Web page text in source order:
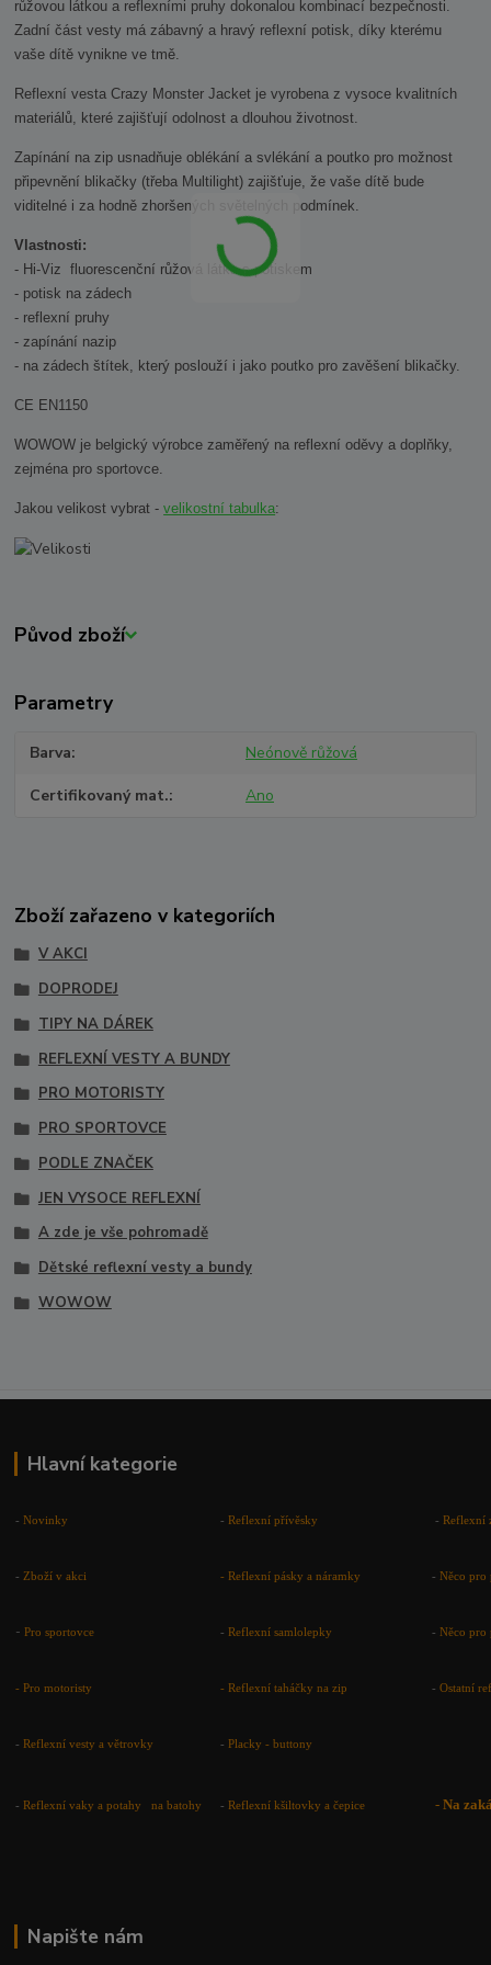
růžovou látkou a reflexními pruhy dokonalou kombinací bezpečnosti.
Zadní část vesty má zábavný a hravý reflexní potisk, díky kterému
vaše dítě vynikne ve tmě.
Reflexní vesta Crazy Monster Jacket je vyrobena z vysoce kvalitních
materiálů, které zajišťují odolnost a dlouhou životnost.
Zapínání na zip usnadňuje oblékání a svlékání a poutko pro možnost
připevnění blikačky (třeba Multilight) zajišťuje, že vaše dítě bude
viditelné i za hodně zhoršených světelných podmínek.
Vlastnosti:
- Hi-Viz fluorescenční růžová látka s potiskem
- potisk na zádech
- reflexní pruhy
- zapínání nazip
- na zádech štítek, který poslouží i jako poutko pro zavěšení blikačky.
CE EN1150
WOWOW je belgický výrobce zaměřený na reflexní oděvy a doplňky,
zejména pro sportovce.
Jakou velikost vybrat -velikostní tabulka:
Původ zboží
Parametry
Barva Neónově růžová
Certifikovaný mat. Ano
Zboží zařazeno v kategoriích
V AKCI
DOPRODEJ
TIPY NA DÁREK
REFLEXNÍ VESTY A BUNDY
PRO MOTORISTY
PRO SPORTOVCE
PODLE ZNAČEK
JEN VYSOCE REFLEXNÍ
A zde je vše pohromadě
Dětské reflexní vesty a bundy
WOWOW
Hlavní kategorie
-Novinky -Reflexní přívěsky -Reflexní
- Zboží v akci -Reflexní pásky a náramky -Něco pro
-Pro sportovce -Reflexní samlolepky -Něco pro
- Pro motoristy -Reflexní taháčky na zip -Ostatní
-Reflexní vesty a větrovky -Placky - buttony
-Reflexní vaky a potahy na batohy -Reflexní kšiltovky a čepice -Na
Napište nám